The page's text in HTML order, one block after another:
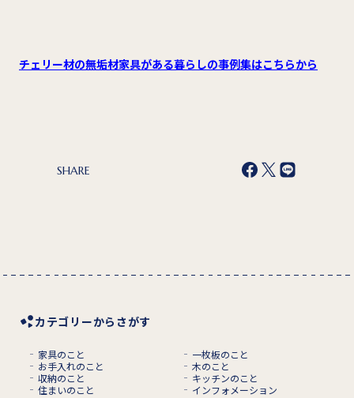
チェリー材の無垢材家具がある暮らしの事例集はこちらから
SHARE
カテゴリーからさがす
家具のこと
一枚板のこと
お手入れのこと
木のこと
収納のこと
キッチンのこと
住まいのこと
インフォメーション